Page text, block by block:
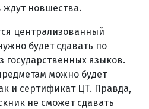
ждут новшества.
централизованный
будет сдавать по
государственных языков.
можно будет
и сертификат ЦТ. Правда,
не сможет сдавать